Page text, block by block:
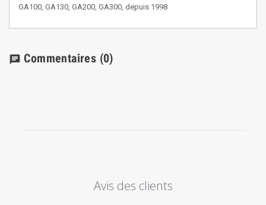
GA100, GA130, GA200, GA300, depuis 1998
chat Commentaires (0)
Avis des clients